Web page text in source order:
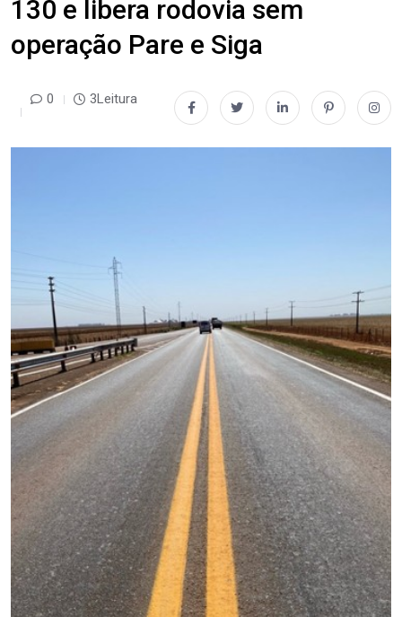
130 e libera rodovia sem
operação Pare e Siga
0 3Leitura